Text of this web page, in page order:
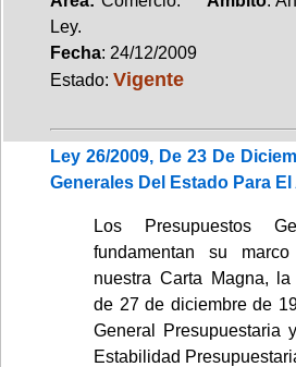
Ley.
Fecha: 24/12/2009
Estado: Vigente
Ley 26/2009, De 23 De
Generales Del Estado Para El
Los Presupuestos
fundamentan su
nuestra Carta Magna,
de 27 de diciembre de
General Presupuestaria
Estabilidad